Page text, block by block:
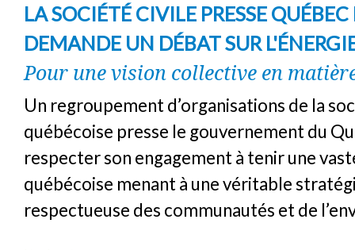
LA SOCIÉTÉ CIVILE PRESSE QUÉBEC
DEMANDE UN DÉBAT SUR
Pour une vision collective en
Un regroupement d’organisations de la
québécoise presse le gouvernement du
respecter son engagement à tenir une
québécoise menant à une véritable
respectueuse des communautés et de